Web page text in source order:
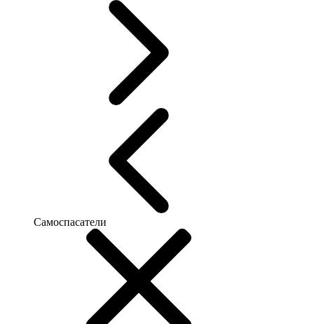
Самоспасатели